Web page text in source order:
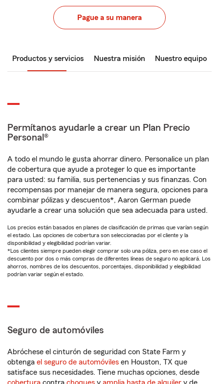
Pague a su manera
Productos y servicios Nuestra misión Nuestro equipo
Permítanos ayudarle a crear un Plan Precio
Personal®
A todo el mundo le gusta ahorrar dinero. Personalice un plan
de cobertura que ayude a proteger lo que es importante
para usted: su familia, sus pertenencias y sus finanzas. Con
recompensas por manejar de manera segura, opciones para
combinar pólizas y descuentos*, Aaron German puede
ayudarle a crear una solución que sea adecuada para usted.
Los precios están basados en planes de clasificación de primas que varían según
el estado. Las opciones de cobertura son seleccionadas por el cliente y la
disponibilidad y elegibilidad podrían variar.
*Los clientes siempre pueden elegir comprar solo una póliza, pero en ese caso el
descuento por dos o más compras de diferentes líneas de seguro no aplicará. Los
ahorros, nombres de los descuentos, porcentajes, disponibilidad y elegibilidad
podrían variar según el estado.
Seguro de automóviles
Abróchese el cinturón de seguridad con State Farm y
obtenga el seguro de automóviles en Houston, TX que
satisface sus necesidades. Tiene muchas opciones, desde